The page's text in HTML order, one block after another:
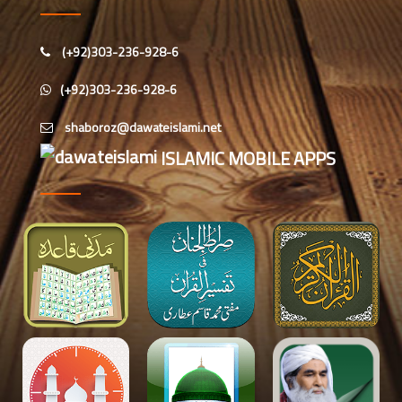
حیدرآباد میں شعبہ معاونت برائے
اسلامی بہنیں کا مدنی مشورہ
شعبہ معاونت برائے اسلامی بہنیں کا
مدنی مشورہ، دینی کاموں کے فروغ کے
لیے اہداف
(+92)303-236-928-6
(+92)303-236-928-6
ISLAMIC MOBILE APPS